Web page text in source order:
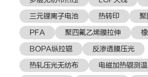
三元锂离子电池
热转印
聚
PFA
聚四氟乙烯膜拉伸
BOPA纵拉辊
反渗透膜压光
热轧压光无纺布
电磁加热辊测温